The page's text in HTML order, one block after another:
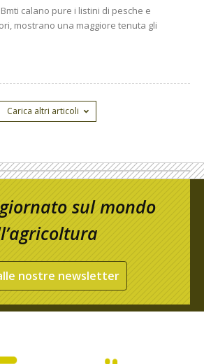
calano pure i listini di pesche e
mostrano una maggiore tenuta gli
Carica altri articoli
sul mondo
nostre newsletter